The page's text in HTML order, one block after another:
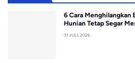
6 Cara Menghilangkan
Hunian Tetap Segar
31 JULI, 2026